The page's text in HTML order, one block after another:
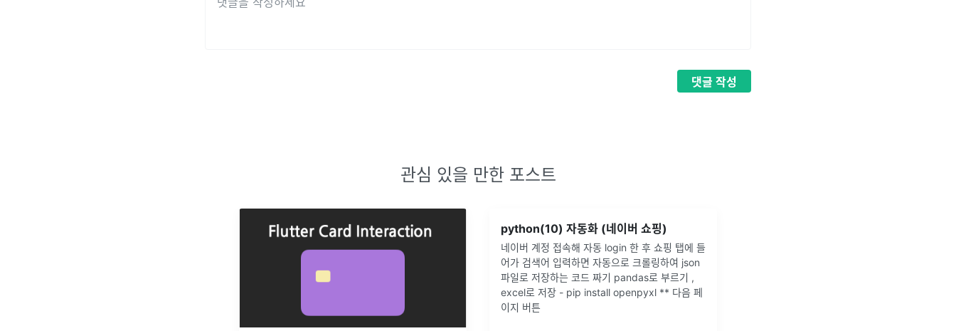
댓글 작성
관심 있을 만한 포스트
python(10) 자동화 (네이버 쇼핑)
네이버 계정 접속해 자동 login 한 후 쇼핑 탭에 들
어가 검색어 입력하면 자동으로 크롤링하여 json
파일로 저장하는 코드 짜기 pandas로 부르기 ,
excel로 저장 - pip install openpyxl ** 다음 페
이지 버튼